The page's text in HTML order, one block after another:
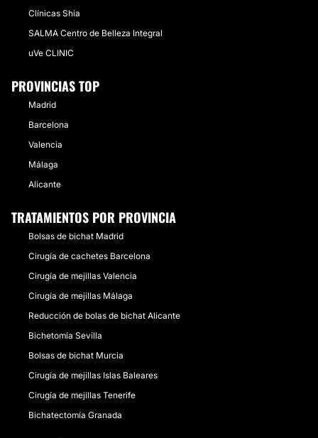
Clínicas Shia
SALMA Centro de Belleza Integral
uVe CLINIC
PROVINCIAS TOP
Madrid
Barcelona
Valencia
Málaga
Alicante
TRATAMIENTOS POR PROVINCIA
Bolsas de bichat Madrid
Cirugía de cachetes Barcelona
Cirugía de mejillas Valencia
Cirugía de mejillas Málaga
Reducción de bolas de bichat Alicante
Bichetomía Sevilla
Bolsas de bichat Murcia
Cirugía de mejillas Islas Baleares
Cirugía de mejillas Tenerife
Bichatectomía Granada